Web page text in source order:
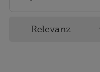
möglichst relevant